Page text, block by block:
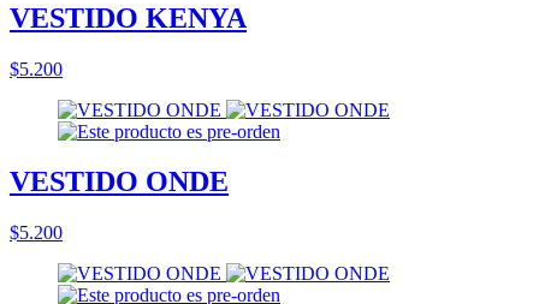
VESTIDO KENYA
$5.200
VESTIDO ONDE
$5.200